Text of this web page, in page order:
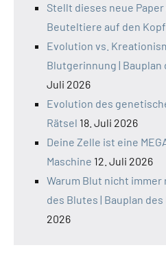
Stellt dieses neue
Beuteltiere auf den
Evolution vs.
Blutgerinnung | Bauplan
Juli 2026
Evolution des
Rätsel 18. Juli 2026
Deine Zelle ist eine
Maschine 12. Juli 2026
Warum Blut nicht immer
des Blutes | Bauplan
2026